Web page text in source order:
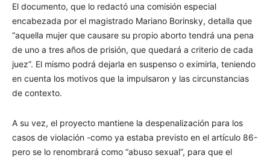
El documento, que lo redactó una comisión especial
encabezada por el magistrado Mariano Borinsky, detalla que
“aquella mujer que causare su propio aborto tendrá una pena
de uno a tres años de prisión, que quedará a criterio de cada
juez”. El mismo podrá dejarla en suspenso o eximirla, teniendo
en cuenta los motivos que la impulsaron y las circunstancias
de contexto.
A su vez, el proyecto mantiene la despenalización para los
casos de violación -como ya estaba previsto en el artículo 86-
pero se lo renombrará como “abuso sexual”, para que el